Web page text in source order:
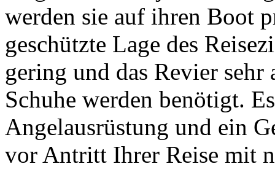
werden sie auf ihren Boot
geschützte Lage des
gering und das Revier sehr
Schuhe werden benötigt.
Angelausrüstung und ein
vor Antritt Ihrer Reise mit